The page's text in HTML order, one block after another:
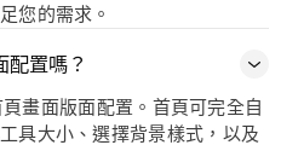
您的需求。
配置嗎？
畫面版面配置。首頁可完全自
具大小、選擇背景樣式，以及